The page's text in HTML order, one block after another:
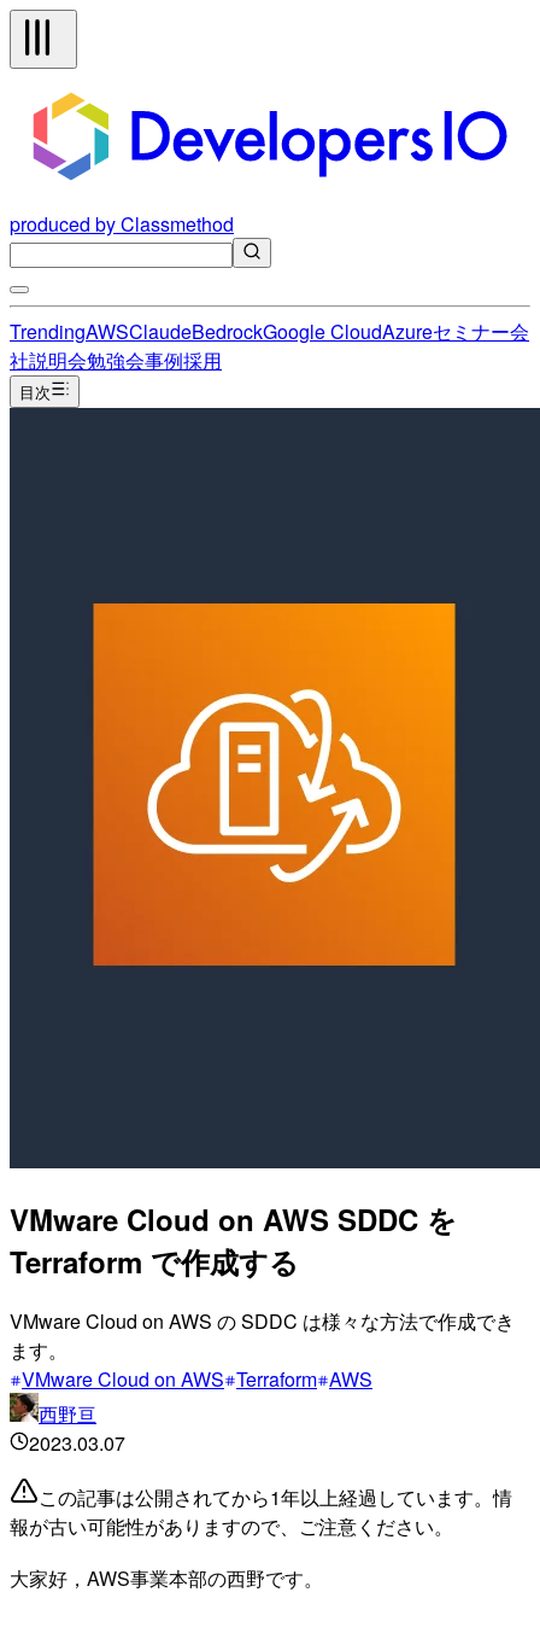
produced by Classmethod
TrendingAWSClaudeBedrockGoogle CloudAzureセミナー会
社説明会勉強会事例採用
目次
VMware Cloud on AWS SDDC を
Terraform で作成する
VMware Cloud on AWS の SDDC は様々な方法で作成でき
ます。
VMware Cloud on AWS Terraform AWS
西野亘
2023.03.07
この記事は公開されてから1年以上経過しています。情
報が古い可能性がありますので、ご注意ください。
大家好，AWS事業本部の西野です。